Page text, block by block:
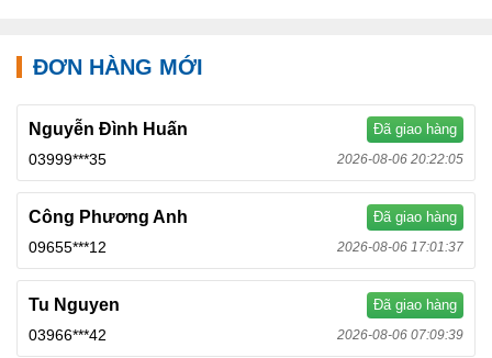
ĐƠN HÀNG MỚI
Nguyễn Đình Huấn Đã giao hàng
03999***35 2026-08-06 20:22:05
Công Phương Anh Đã giao hàng
09655***12 2026-08-06 17:01:37
Tu Nguyen Đã giao hàng
03966***42 2026-08-06 07:09:39